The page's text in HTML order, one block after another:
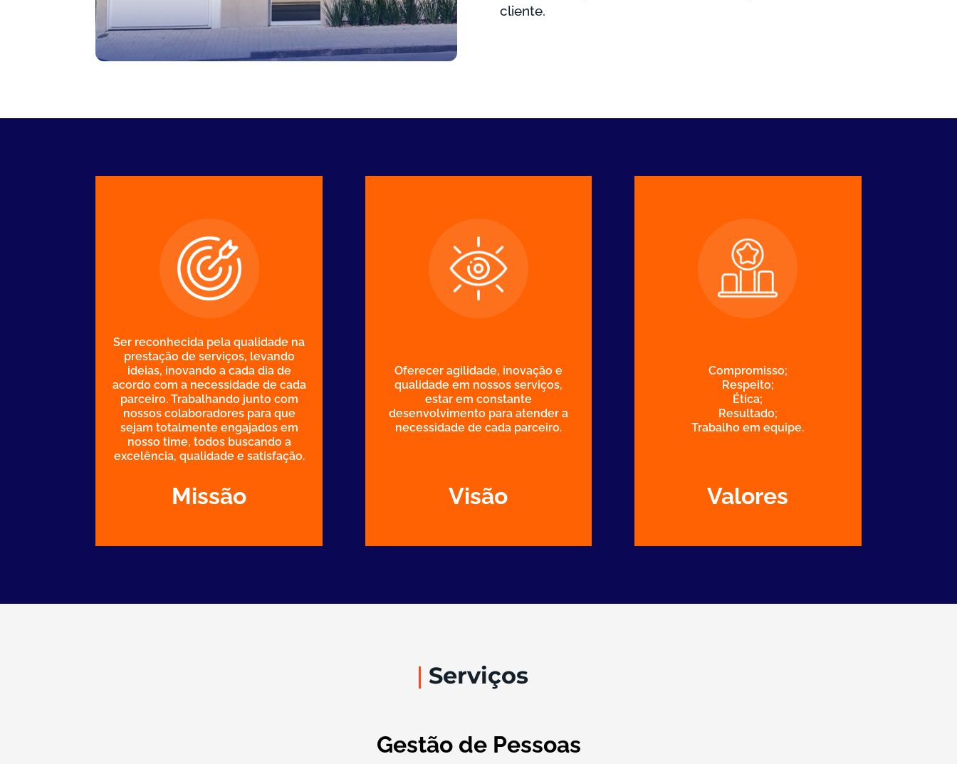
cliente.
Ser reconhecida pela qualidade na
prestação de serviços, levando
ideias, inovando a cada dia de
acordo com a necessidade de cada
parceiro. Trabalhando junto com
nossos colaboradores para que
sejam totalmente engajados em
nosso time, todos buscando a
excelência, qualidade e satisfação.
Missão
Oferecer agilidade, inovação e
qualidade em nossos serviços,
estar em constante
desenvolvimento para atender a
necessidade de cada parceiro.
Visão
Compromisso;
Respeito;
Ética;
Resultado;
Trabalho em equipe.
Valores
Serviços
Gestão de Pessoas